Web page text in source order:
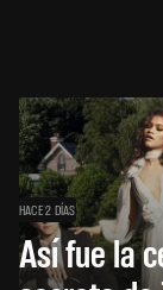
HACE 2 DÍAS
Así fue la